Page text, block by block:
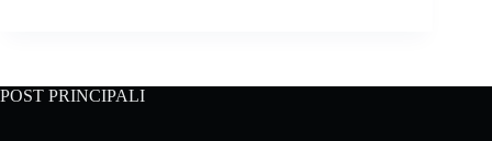
POST PRINCIPALI